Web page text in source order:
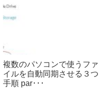
複数のパソコンで使うファ
イルを自動同期させる３つ
手順 par･･･